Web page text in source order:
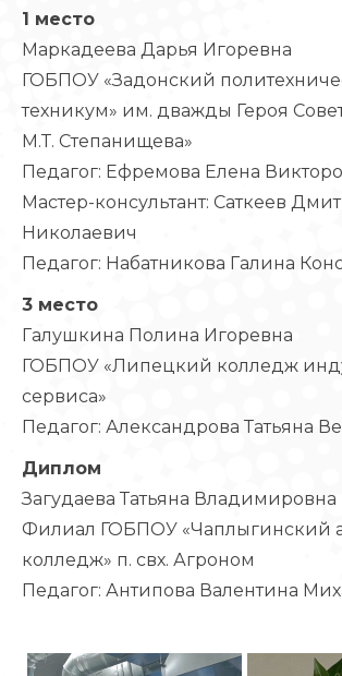
1 место
Маркадеева Дарья Игоревна
ГОБПОУ «Задонский
техникум» им. дважды Героя
М.Т. Степанищева»
Педагог: Ефремова Елена
Мастер-консультант: Саткеев
Николаевич
Педагог: Набатникова Галина
3 место
Галушкина Полина Игоревна
ГОБПОУ «Липецкий колледж
сервиса»
Педагог: Александрова Татьяна
Диплом
Загудаева Татьяна Владимировна
Филиал ГОБПОУ «Чаплыгинский
колледж» п. свх. Агроном
Педагог: Антипова Валентина